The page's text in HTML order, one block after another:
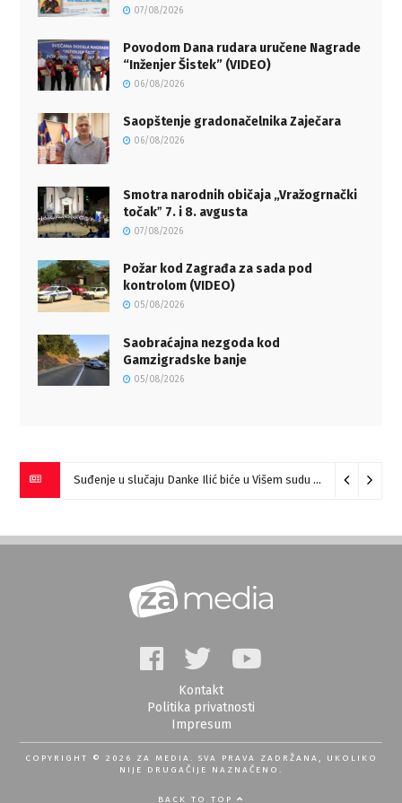
07/08/2026
Povodom Dana rudara uručene Nagrade
“Inženjer Šistek” (VIDEO)
06/08/2026
Saopštenje gradonačelnika Zaječara
06/08/2026
Smotra narodnih običaja „Vražogrnački
točakˮ 7. i 8. avgusta
07/08/2026
Požar kod Zagrađa za sada pod
kontrolom (VIDEO)
05/08/2026
Saobraćajna nezgoda kod
Gamzigradske banje
05/08/2026
Miloš Ilić pobednik “Prve harmonike Srbije – Sokobanja” (VIDEO)
Kontakt
Politika privatnosti
Impresum
COPYRIGHT © 2026 ZA MEDIA. SVA PRAVA ZADRŽANA, UKOLIKO
NIJE DRUGAČIJE NAZNAČENO.
BACK TO TOP